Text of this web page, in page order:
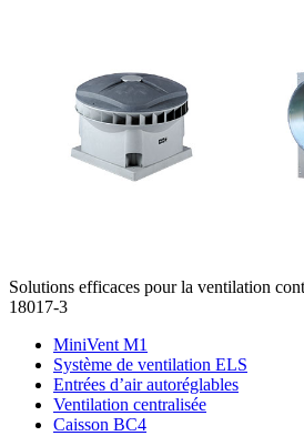
Solutions efficaces pour la ventilation
18017-3
MiniVent M1
Système de ventilation ELS
Entrées d’air autoréglables
Ventilation centralisée
Caisson BC4